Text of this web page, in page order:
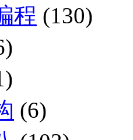
程 (130)
(6)